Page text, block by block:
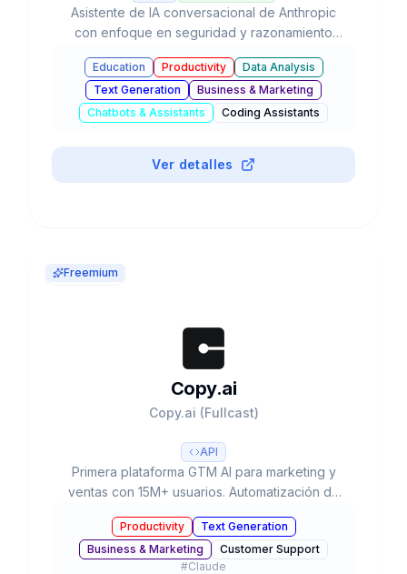
Asistente de IA conversacional de Anthropic
con enfoque en seguridad y razonamiento
flujos de trabajo agénticos con modelos Opus,
Sonnet y Haiku.
Education Productivity
Data Analysis
Text Generation
Business & Marketing
Chatbots & Assistants
Coding Assistants
Ver detalles
Freemium
Copy.ai
Copy.ai (Fullcast)
API
Primera plataforma GTM AI para marketing y
ventas con 15M+ usuarios. Automatización de
4, Claude 3) y plan gratuito disponible.
Productivity
Text Generation
Business & Marketing
Customer Support
#Claude